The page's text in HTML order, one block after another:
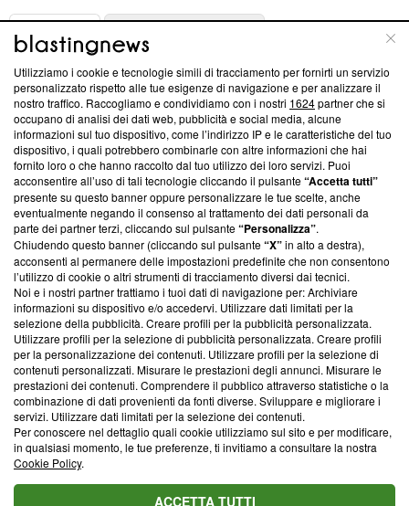
ABOUT
Questa sezione offre informazioni trasparenti su Blasting
News, sui nostri processi editoriali e su come ci impegniamo a
creare news di qualità. Inoltre, afferma la nostra aderenza a
‘Trust Project - News with Integrity’Blasting News non è
ancora membro del programma, ma ha richiesto di farne
parte; Trust Project non ha ancora effettuato una verifica di
conformità agli standard.
Su di noi
Team editoriale
Corporate
Redazione
Informativa Privacy
Cookie Policy
Blasting SA, IDI CHE-247.845.224, Via Carlo Frasca, 3 - 6900
Lugano (Svizzera) Tel:+39 0690258937
© 2026 Blasting News
Utilizziamo i cookie e tecnologie simili di tracciamento per fornirti un servizio
personalizzato rispetto alle tue esigenze di navigazione e per analizzare il
nostro traffico. Raccogliamo e condividiamo con i nostri 1624partner che si
occupano di analisi dei dati web, pubblicità e social media, alcune
informazioni sul tuo dispositivo, come l’indirizzo IP e le caratteristiche del tuo
dispositivo, i quali potrebbero combinarle con altre informazioni che hai
fornito loro o che hanno raccolto dal tuo utilizzo dei loro servizi. Puoi
acconsentire all’uso di tali tecnologie cliccando il pulsante“Accetta tutti”
presente su questo banner oppure personalizzare le tue scelte, anche
eventualmente negando il consenso al trattamento dei dati personali da
parte dei partner terzi, cliccando sul pulsante“Personalizza”.
Chiudendo questo banner (cliccando sul pulsante“X”in alto a destra),
acconsenti al permanere delle impostazioni predefinite che non consentono
l’utilizzo di cookie o altri strumenti di tracciamento diversi dai tecnici.
Noi e i nostri partner trattiamo i tuoi dati di navigazione per: Archiviare
informazioni su dispositivo e/o accedervi. Utilizzare dati limitati per la
selezione della pubblicità. Creare profili per la pubblicità personalizzata.
Utilizzare profili per la selezione di pubblicità personalizzata. Creare profili
per la personalizzazione dei contenuti. Utilizzare profili per la selezione di
contenuti personalizzati. Misurare le prestazioni degli annunci. Misurare le
prestazioni dei contenuti. Comprendere il pubblico attraverso statistiche o la
combinazione di dati provenienti da fonti diverse. Sviluppare e migliorare i
servizi. Utilizzare dati limitati per la selezione dei contenuti.
Per conoscere nel dettaglio quali cookie utilizziamo sul sito e per modificare,
in qualsiasi momento, le tue preferenze, ti invitiamo a consultare la nostra
Cookie Policy.
ACCETTA TUTTI